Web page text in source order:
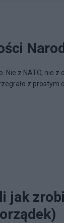
Nie z NATO, nie
z prostym
jak